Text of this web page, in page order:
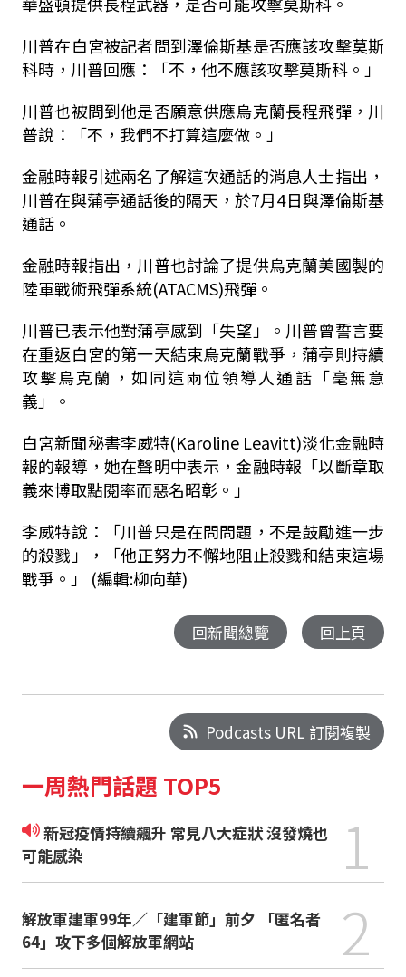
川普在白宮被記者問到澤倫斯基是否應該攻擊莫斯
科時，川普回應：「不，他不應該攻擊莫斯科。」
川普也被問到他是否願意供應烏克蘭長程飛彈，川
普說：「不，我們不打算這麼做。」
金融時報引述兩名了解這次通話的消息人士指出，
川普在與蒲亭通話後的隔天，於7月4日與澤倫斯基
通話。
金融時報指出，川普也討論了提供烏克蘭美國製的
陸軍戰術飛彈系統(ATACMS)飛彈。
川普已表示他對蒲亭感到「失望」。川普曾誓言要
在重返白宮的第一天結束烏克蘭戰爭，蒲亭則持續
攻擊烏克蘭，如同這兩位領導人通話「毫無意
義」。
白宮新聞秘書李威特(Karoline Leavitt)淡化金融時
報的報導，她在聲明中表示，金融時報「以斷章取
義來博取點閱率而惡名昭彰。」
李威特說：「川普只是在問問題，不是鼓勵進一步
的殺戮」，「他正努力不懈地阻止殺戮和結束這場
戰爭。」 (編輯:柳向華)
回新聞總覽 回上頁
Podcasts URL 訂閱複製
一周熱門話題 TOP5
新冠疫情持續飆升 常見八大症狀 沒發燒也
可能感染
1
解放軍建軍99年／「建軍節」前夕 「匿名者
64」攻下多個解放軍網站
2